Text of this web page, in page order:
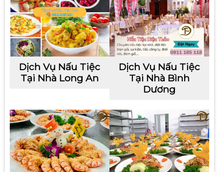
Dịch Vụ Nấu Tiệc
Tại Nhà Long An
Dịch Vụ Nấu Tiệc
Tại Nhà Bình
Dương